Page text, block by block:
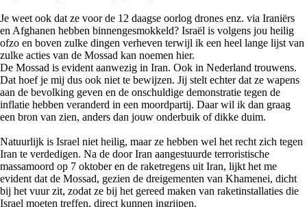
Je weet ook dat ze voor de 12 daagse oorlog drones enz. via Iraniërs
en Afghanen hebben binnengesmokkeld? Israël is volgens jou heilig
ofzo en boven zulke dingen verheven terwijl ik een heel lange lijst van
zulke acties van de Mossad kan noemen hier.
De Mossad is evident aanwezig in Iran. Ook in Nederland trouwens.
Dat hoef je mij dus ook niet te bewijzen. Jij stelt echter dat ze wapens
aan de bevolking geven en de onschuldige demonstratie tegen de
inflatie hebben veranderd in een moordpartij. Daar wil ik dan graag
een bron van zien, anders dan jouw onderbuik of dikke duim.
Natuurlijk is Israel niet heilig, maar ze hebben wel het recht zich tegen
Iran te verdedigen. Na de door Iran aangestuurde terroristische
massamoord op 7 oktober en de raketregens uit Iran, lijkt het me
evident dat de Mossad, gezien de dreigementen van Khamenei, dicht
bij het vuur zit, zodat ze bij het gereed maken van raketinstallaties die
Israel moeten treffen, direct kunnen ingrijpen.